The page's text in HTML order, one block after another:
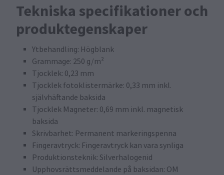
Tekniska specifikationer och
produktegenskaper
Ytbehandling: Högblank
Grammage: 250 g/m²
Tjocklek: 0,23 mm
Tjocklek fotoklistermärke: 0,33 mm inkl.
självhäftande baksida
Tjocklek Magneter: 0,69 mm inkl. magnetisk
baksida
Skrivbarhet: Permanent markeringspenna
Fingeravtryck: Fingeravtryck kan vara synliga
Produktionsteknik: Silverhalogenid
Upphovsrättsmeddelande på baksidan: OM